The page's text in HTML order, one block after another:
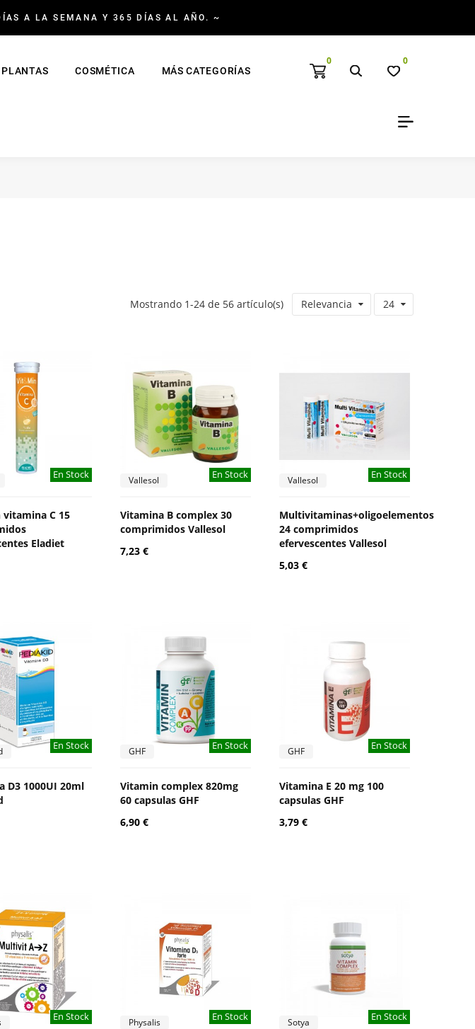
A LA SEMANA Y 365 DÍAS AL AÑO. ~
0 0
PLANTAS COSMÉTICA MÁS CATEGORÍAS
Relevancia 24
Mostrando 1-24 de 56 artículo(s)
En Stock
C 15
Eladiet
En Stock
Vallesol
Vitamina B complex 30
comprimidos Vallesol
7,23 €
En Stock
Vallesol
Multivitaminas+oligoelementos
24 comprimidos
efervescentes Vallesol
5,03 €
En Stock
D3 1000UI 20ml
En Stock
GHF
Vitamin complex 820mg
60 capsulas GHF
6,90 €
En Stock
GHF
Vitamina E 20 mg 100
capsulas GHF
3,79 €
En Stock En Stock
Physalis En Stock
Sotya